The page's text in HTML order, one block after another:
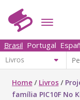
Brasil Portugal
Home / Livros /
família PIC10F No